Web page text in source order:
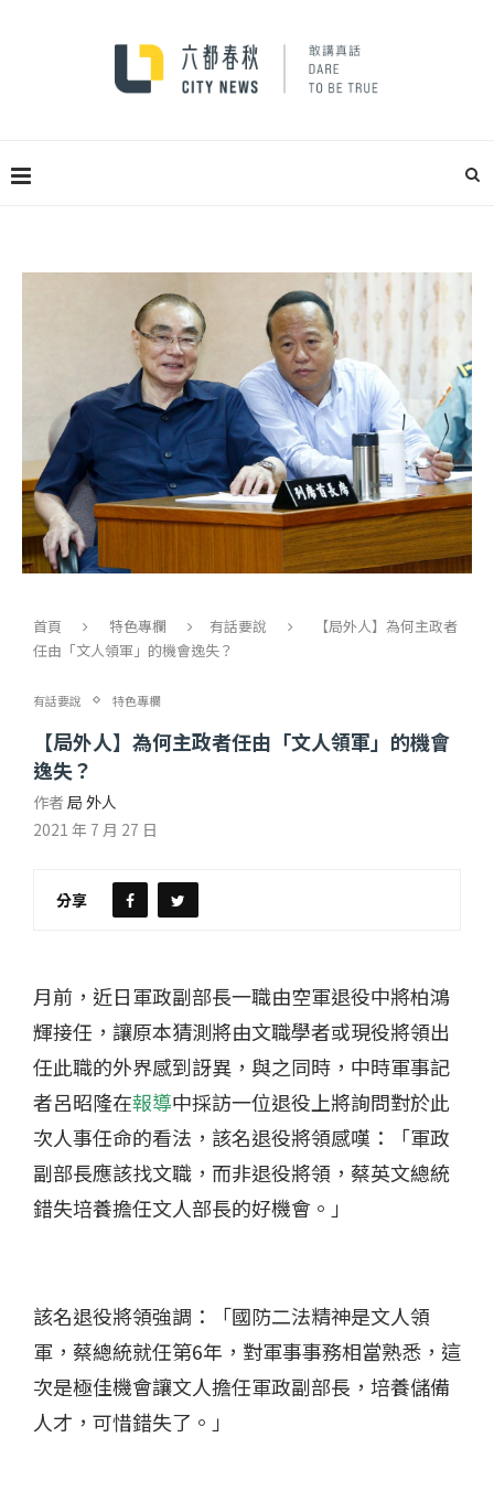
首頁 特色專欄 有話要說
【局外人】為何主政者
任由「文人領軍」的機會逸失？
有話要說 特色專欄
【局外人】為何主政者任由「文人領軍」的機會
逸失？
作者 局 外人
2021 年 7 月 27 日
分享
月前，近日軍政副部長一職由空軍退役中將柏鴻
輝接任，讓原本猜測將由文職學者或現役將領出
任此職的外界感到訝異，與之同時，中時軍事記
者呂昭隆在報導中採訪一位退役上將詢問對於此
次人事任命的看法，該名退役將領感嘆：「軍政
副部長應該找文職，而非退役將領，蔡英文總統
錯失培養擔任文人部長的好機會。」
該名退役將領強調：「國防二法精神是文人領
軍，蔡總統就任第6年，對軍事事務相當熟悉，這
次是極佳機會讓文人擔任軍政副部長，培養儲備
人才，可惜錯失了。」